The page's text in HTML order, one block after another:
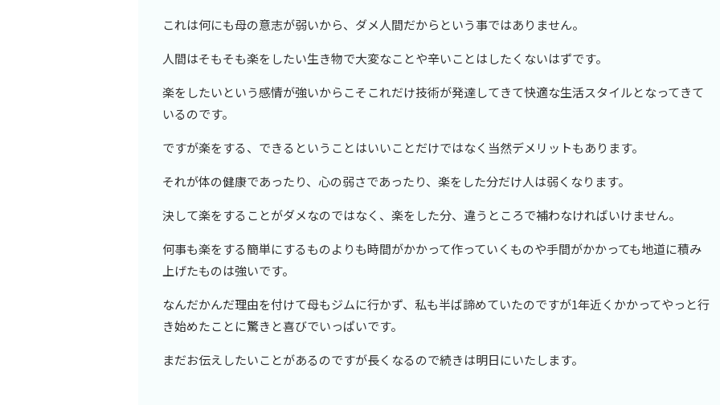
これは何にも母の意志が弱いから、ダメ人間だからという事ではありません。
人間はそもそも楽をしたい生き物で大変なことや辛いことはしたくないはずです。
楽をしたいという感情が強いからこそこれだけ技術が発達してきて快適な生活スタイルとなってきて
いるのです。
ですが楽をする、できるということはいいことだけではなく当然デメリットもあります。
それが体の健康であったり、心の弱さであったり、楽をした分だけ人は弱くなります。
決して楽をすることがダメなのではなく、楽をした分、違うところで補わなければいけません。
何事も楽をする簡単にするものよりも時間がかかって作っていくものや手間がかかっても地道に積み
上げたものは強いです。
なんだかんだ理由を付けて母もジムに行かず、私も半ば諦めていたのですが1年近くかかってやっと行
き始めたことに驚きと喜びでいっぱいです。
まだお伝えしたいことがあるのですが長くなるので続きは明日にいたします。